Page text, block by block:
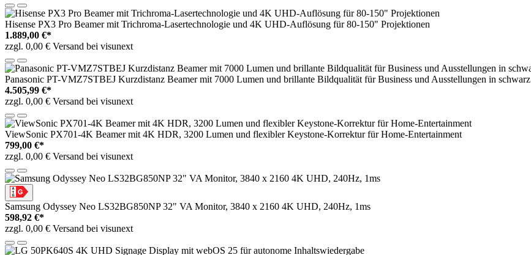
Hisense PX3 Pro Beamer mit Trichroma-Lasertechnologie und 4K UHD-Auflösung für 80-150" Projektionen
1.889,00 €*
zzgl. 0,00 € Versand bei visunext
Panasonic PT-VMZ7STBEJ Kurzdistanz Beamer mit 7000 Lumen und brillante Bildqualität für Business und Ausstellungen in schwarz
4.505,99 €*
zzgl. 0,00 € Versand bei visunext
ViewSonic PX701-4K Beamer mit 4K HDR, 3200 Lumen und flexibler Keystone-Korrektur für Home-Entertainment
799,00 €*
zzgl. 0,00 € Versand bei visunext
Samsung Odyssey Neo LS32BG850NP 32" VA Monitor, 3840 x 2160 4K UHD, 240Hz, 1ms
598,92 €*
zzgl. 0,00 € Versand bei visunext